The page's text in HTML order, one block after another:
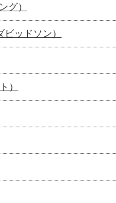
グ）
ッドソン）
）